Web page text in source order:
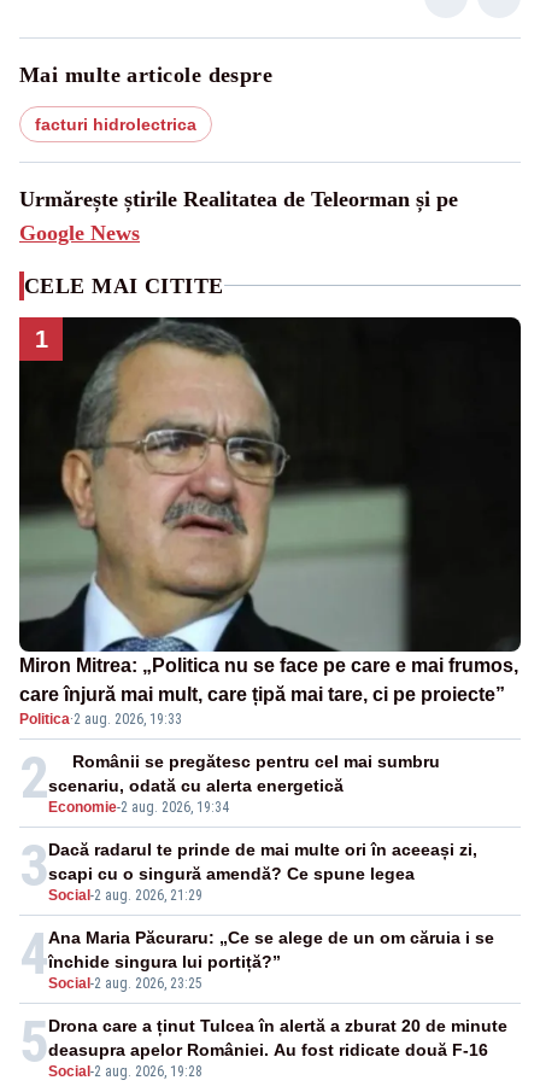
Mai multe articole despre
facturi hidrolectrica
Urmărește știrile Realitatea de Teleorman și pe
Google News
CELE MAI CITITE
1
Miron Mitrea: „Politica nu se face pe care e mai frumos,
care înjură mai mult, care țipă mai tare, ci pe proiecte”
Politica·2 aug. 2026, 19:33
2 Economie-2 aug. 2026, 19:34
Românii se pregătesc pentru cel mai sumbru
scenariu, odată cu alerta energetică
3Social -2 aug. 2026, 21:29
Dacă radarul te prinde de mai multe ori în aceeași zi,
scapi cu o singură amendă? Ce spune legea
4Social -2 aug. 2026, 23:25
Ana Maria Păcuraru: „Ce se alege de un om căruia i se
închide singura lui portiță?”
5Social -2 aug. 2026, 19:28
Drona care a ținut Tulcea în alertă a zburat 20 de minute
deasupra apelor României. Au fost ridicate două F-16